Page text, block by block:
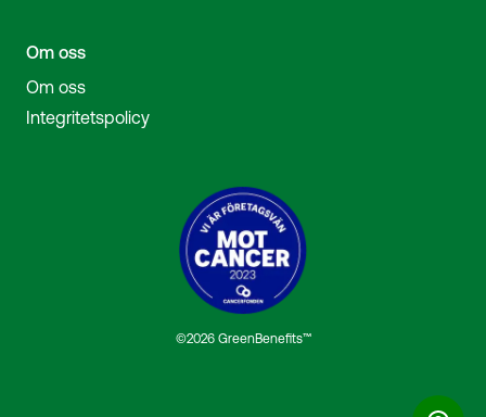
Om oss
Om oss
Integritetspolicy
©2026 GreenBenefits™